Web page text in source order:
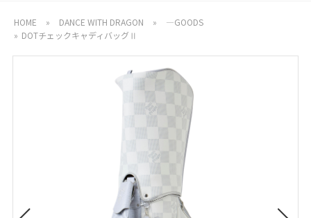
HOME » DANCE WITH DRAGON »
―GOODS
» DOTチェックキャディバッグⅡ